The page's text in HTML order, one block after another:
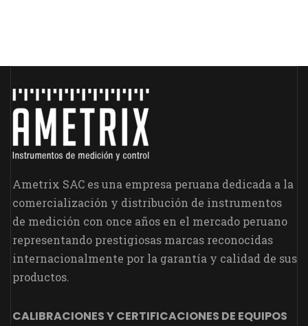
Ametrix SAC es una empresa peruana dedicada a la
comercialización y distribución de instrumentos
de medición con once años en el mercado peruano
representando prestigiosas marcas reconocidas
internacionalmente por la garantía y calidad de sus
productos.
CALIBRACIONES Y CERTIFICACIONES DE EQUIPOS